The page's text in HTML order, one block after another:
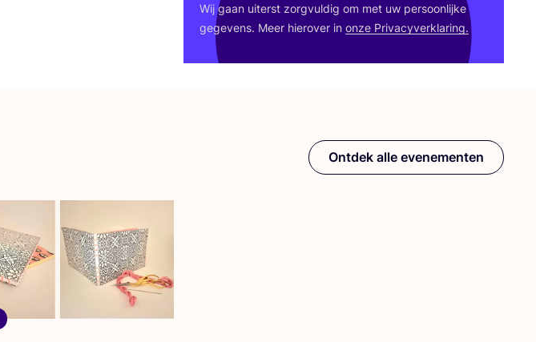
Wij gaan uiterst zorg­vul­dig om met uw per­soon­lij­ke
gege­vens. Meer hier­over in onze Pri­va­cy­ver­kla­ring.
Ontdek alle evenementen